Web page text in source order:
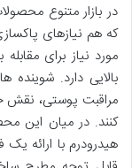
در بازار متنوع
که هم نیازهای
مورد نیاز برای
بالایی دارد.
مراقبت پوستی،
کنند. در میان این
هیدرودرم با ارائه یک